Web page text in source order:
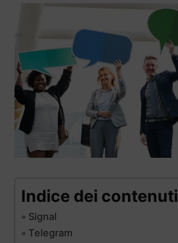
Indice dei contenuti
Signal
Telegram